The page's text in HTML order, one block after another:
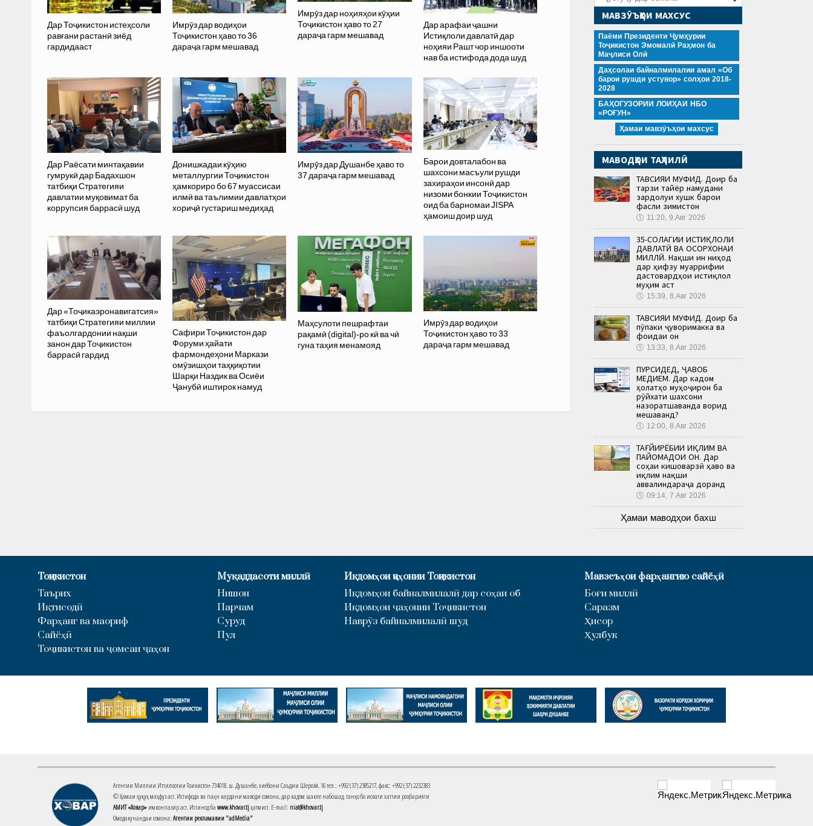
Дар Тоҷикистон истеҳсоли
равғани растанӣ зиёд
гардидааст
Имрӯз дар водиҳои
Тоҷикистон ҳаво то 36
дараҷа гарм мешавад
Имрӯз дар ноҳияҳои кӯҳии
Тоҷикистон ҳаво то 27
дараҷа гарм мешавад
Дар арафаи ҷашни
Истиқлоли давлатӣ дар
ноҳияи Рашт чор иншооти
нав ба истифода дода шуд
Дар Раёсати минтақавии
гумрукӣ дар Бадахшон
татбиқи Стратегияи
давлатии муқовимат ба
коррупсия баррасӣ шуд
Донишкадаи кӯҳию
металлургии Тоҷикистон
ҳамкориро бо 67 муассисаи
илмӣ ва таълимии давлатҳои
хориҷӣ густариш медиҳад
Имрӯз дар Душанбе ҳаво то
37 дараҷа гарм мешавад
Барои довталабон ва
шахсони масъули рушди
захираҳои инсонӣ дар
низоми бонкии Тоҷикистон
оид ба барномаи JISPA
ҳамоиш доир шуд
Дар «Тоҷикаэронавигатсия»
татбиқи Стратегияи миллии
фаъолгардонии нақши
занон дар Тоҷикистон
баррасӣ гардид
Сафири Тоҷикистон дар
Форуми ҳайати
фармондеҳони Маркази
омӯзишҳои таҳқиқотии
Шарқи Наздик ва Осиёи
Ҷанубӣ иштирок намуд
Маҳсулоти пешрафтаи
рақамӣ (digital)-ро кӣ ва чӣ
гуна таҳия менамояд
Имрӯз дар водиҳои
Тоҷикистон ҳаво то 33
дараҷа гарм мешавад
МАВЗӮЪҲОИ МАХСУС
Паёми Президенти Ҷумҳурии
Тоҷикистон Эмомалӣ Раҳмон ба
Маҷлиси Олӣ
Даҳсолаи байналмилалии амал «Об
барои рушди устувор» солҳои 2018-
2028
БАҲОГУЗОРИИ ЛОИҲАИ НБО
«РОҒУН»
Ҳамаи мавзӯъҳои махсус
МАВОДҲОИ ТАҲЛИЛӢ
ТАВСИЯИ МУФИД. Доир ба
тарзи тайёр намудани
зардолуи хушк барои
фасли зимистон
🕔 11:20, 9.Авг 2026
35-СОЛАГИИ ИСТИҚЛОЛИ
ДАВЛАТӢ ВА ОСОРХОНАИ
МИЛЛӢ. Нақши ин ниҳод
дар ҳифзу муаррифии
дастовардҳои истиқлол
муҳим аст
🕔 15:39, 8.Авг 2026
ТАВСИЯИ МУФИД. Доир ба
пӯпаки ҷуворимакка ва
фоидаи он
🕔 13:33, 8.Авг 2026
ПУРСИДЕД, ҶАВОБ
МЕДИҲЕМ. Дар кадом
ҳолатҳо муҳоҷирон ба
рӯйхати шахсони
назоратшаванда ворид
мешаванд?
🕔 12:00, 8.Авг 2026
ТАҒЙИРЁБИИ ИҚЛИМ ВА
ПАЙОМАДҲОИ ОН. Дар
соҳаи кишоварзӣ ҳаво ва
иқлим нақши
аввалиндараҷа доранд
🕔 09:14, 7.Авг 2026
Ҳамаи маводҳои бахш
Тоҷикистон
Таърих
Иқтисодӣ
Фарҳанг ва маориф
Сайёҳӣ
Тоҷикистон ва ҷомеаи ҷаҳон
Муқаддасоти миллӣ
Нишон
Парчам
Суруд
Пул
Иқдомҳои ҷаҳонии Тоҷикистон
Иқдомҳои байналмилалӣ дар соҳаи об
Иқдомҳои ҷаҳонии Тоҷикистон
Наврӯз байналмилалӣ шуд
Мавзеъҳои фарҳангию сайёҳӣ
Боғи миллӣ
Саразм
Ҳисор
Ҳулбук
Агентии Миллии Иттилоотии Тоҷикистон 734018. ш. Душанбе, хиёбони Саъдии Шерозӣ, 16 тел.: +992 (37) 2385217, факс: +992 (37) 2232383
© Ҳамаи ҳуқуқ маҳфуз аст. Истифода ва паҳн кардани маводи сомона, дар кадом шакле набошад, танҳо бо иҷозати хаттии роҳбарияти
АМИТ «Ховар» имконпазир аст. Истинод ба www.khovar.tjҳатмист. E-mail: niat@khovar.tj
Омодакунандаи сомона: Агентии рекламавии "adMedia"